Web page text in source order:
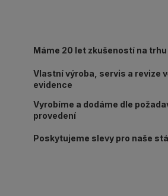
Máme 20 let zkušeností na trhu
Vlastní výroba, servis a revize
evidence
Vyrobíme a dodáme dle
provedení
Poskytujeme slevy pro naše